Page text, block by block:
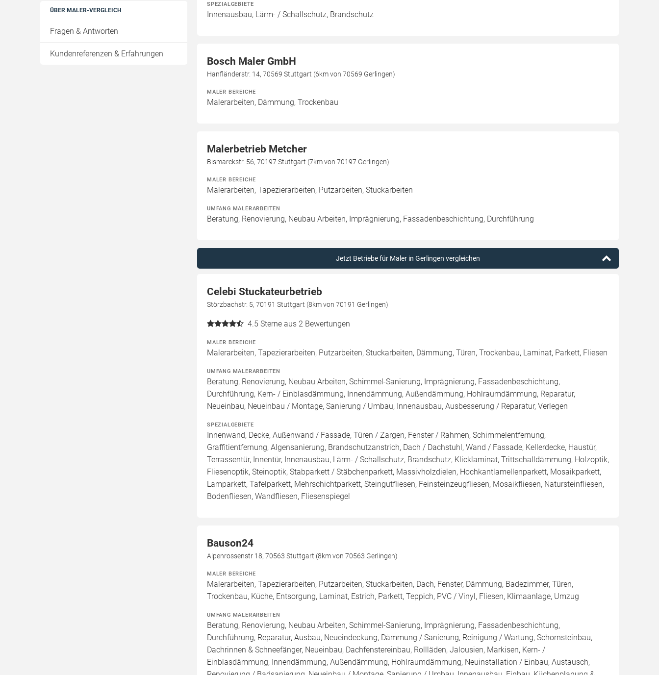
ÜBER MALER-VERGLEICH
Fragen & Antworten
Kundenreferenzen & Erfahrungen
SPEZIALGEBIETE
Innenausbau, Lärm- / Schallschutz, Brandschutz
Bosch Maler GmbH
Hanfländerstr. 14, 70569 Stuttgart (6km von 70569 Gerlingen)
MALER BEREICHE
Malerarbeiten, Dämmung, Trockenbau
Malerbetrieb Metcher
Bismarckstr. 56, 70197 Stuttgart (7km von 70197 Gerlingen)
MALER BEREICHE
Malerarbeiten, Tapezierarbeiten, Putzarbeiten, Stuckarbeiten
UMFANG MALERARBEITEN
Beratung, Renovierung, Neubau Arbeiten, Imprägnierung, Fassadenbeschichtung, Durchführung
Jetzt Betriebe für Maler in Gerlingen vergleichen
Celebi Stuckateurbetrieb
Störzbachstr. 5, 70191 Stuttgart (8km von 70191 Gerlingen)
4.5 Sterne aus 2 Bewertungen
MALER BEREICHE
Malerarbeiten, Tapezierarbeiten, Putzarbeiten, Stuckarbeiten, Dämmung, Türen, Trockenbau, Laminat, Parkett, Fliesen
UMFANG MALERARBEITEN
Beratung, Renovierung, Neubau Arbeiten, Schimmel-Sanierung, Imprägnierung, Fassadenbeschichtung,
Durchführung, Kern- / Einblasdämmung, Innendämmung, Außendämmung, Hohlraumdämmung, Reparatur,
Neueinbau, Neueinbau / Montage, Sanierung / Umbau, Innenausbau, Ausbesserung / Reparatur, Verlegen
SPEZIALGEBIETE
Innenwand, Decke, Außenwand / Fassade, Türen / Zargen, Fenster / Rahmen, Schimmelentfernung,
Graffitientfernung, Algensanierung, Brandschutzanstrich, Dach / Dachstuhl, Wand / Fassade, Kellerdecke, Haustür,
Terrassentür, Innentür, Innenausbau, Lärm- / Schallschutz, Brandschutz, Klicklaminat, Trittschalldämmung, Holzoptik,
Fliesenoptik, Steinoptik, Stabparkett / Stäbchenparkett, Massivholzdielen, Hochkantlamellenparkett, Mosaikparkett,
Lamparkett, Tafelparkett, Mehrschichtparkett, Steingutfliesen, Feinsteinzeugfliesen, Mosaikfliesen, Natursteinfliesen,
Bodenfliesen, Wandfliesen, Fliesenspiegel
Bauson24
Alpenrossenstr 18, 70563 Stuttgart (8km von 70563 Gerlingen)
MALER BEREICHE
Malerarbeiten, Tapezierarbeiten, Putzarbeiten, Stuckarbeiten, Dach, Fenster, Dämmung, Badezimmer, Türen,
Trockenbau, Küche, Entsorgung, Laminat, Estrich, Parkett, Teppich, PVC / Vinyl, Fliesen, Klimaanlage, Umzug
UMFANG MALERARBEITEN
Beratung, Renovierung, Neubau Arbeiten, Schimmel-Sanierung, Imprägnierung, Fassadenbeschichtung,
Durchführung, Reparatur, Ausbau, Neueindeckung, Dämmung / Sanierung, Reinigung / Wartung, Schornsteinbau,
Dachrinnen & Schneefänger, Neueinbau, Dachfenstereinbau, Rollläden, Jalousien, Markisen, Kern- /
Einblasdämmung, Innendämmung, Außendämmung, Hohlraumdämmung, Neuinstallation / Einbau, Austausch,